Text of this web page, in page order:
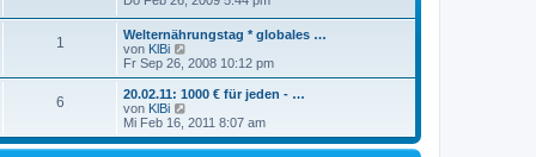
B
e
i
r
a
g
s
t
e
r
B
i
t
1
Welternährungstag * globales …
von KlBi
e
u
e
t
r
Fr Sep 26, 2008 10:12 pm
6
20.02.11: 1000 € für jeden - …
von KlBi
e
u
e
Mi Feb 16, 2011 8:07 am